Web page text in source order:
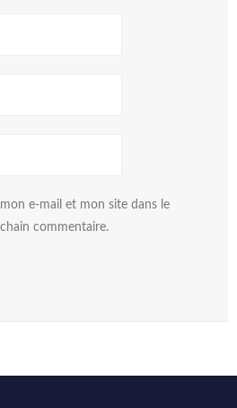
e-mail et mon site dans le
commentaire.